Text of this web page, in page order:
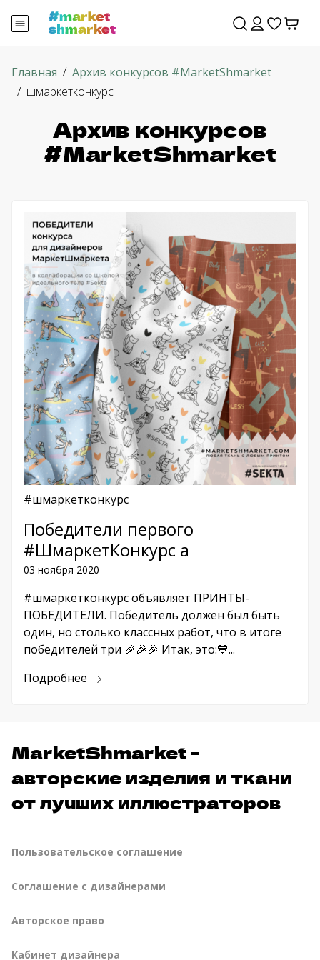
Главная
Архив конкурсов #MarketShmarket
шмаркетконкурс
Архив конкурсов
#MarketShmarket
#шмаркетконкурс
Победители первого
#ШмаркетКонкурс а
03 ноября 2020
#шмаркетконкурс объявляет ПРИНТЫ-
ПОБЕДИТЕЛИ. Победитель должен был быть
один, но столько классных работ, что в итоге
победителей три 🎉🎉🎉 Итак, это:💙...
Подробнее
MarketShmarket -
авторские изделия и ткани
от лучших иллюстраторов
Пользовательское соглашение
Соглашение с дизайнерами
Авторское право
Кабинет дизайнера